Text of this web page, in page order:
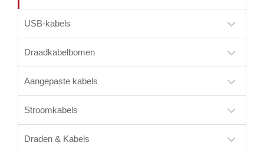
USB-kabels
Draadkabelbomen
Aangepaste kabels
Stroomkabels
Draden & Kabels